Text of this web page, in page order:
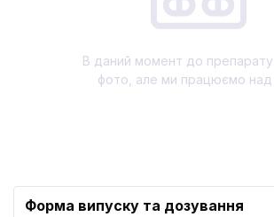
В даний момент до
фото, але ми працюємо
Форма випуску та дозування